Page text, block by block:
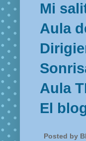
Mi
Aula
Aula
El
Posted by